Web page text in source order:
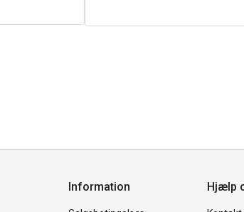
Information Hjælp